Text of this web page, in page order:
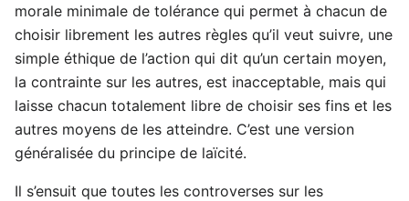
morale minimale de tolérance qui permet à chacun de
choisir librement les autres règles qu’il veut suivre, une
simple éthique de l’action qui dit qu’un certain moyen,
la contrainte sur les autres, est inacceptable, mais qui
laisse chacun totalement libre de choisir ses fins et les
autres moyens de les atteindre. C’est une version
généralisée du principe de laïcité.
Il s’ensuit que toutes les controverses sur les